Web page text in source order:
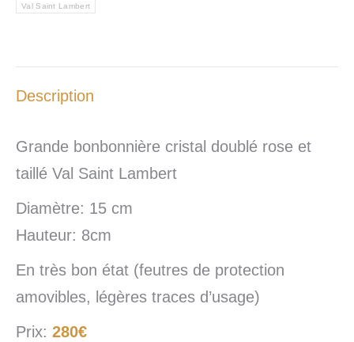
Val Saint Lambert
Description
Grande bonbonnière cristal doublé rose et
taillé Val Saint Lambert
Diamètre: 15 cm
Hauteur: 8cm
En très bon état (feutres de protection
amovibles, légères traces d’usage)
Prix: 280€